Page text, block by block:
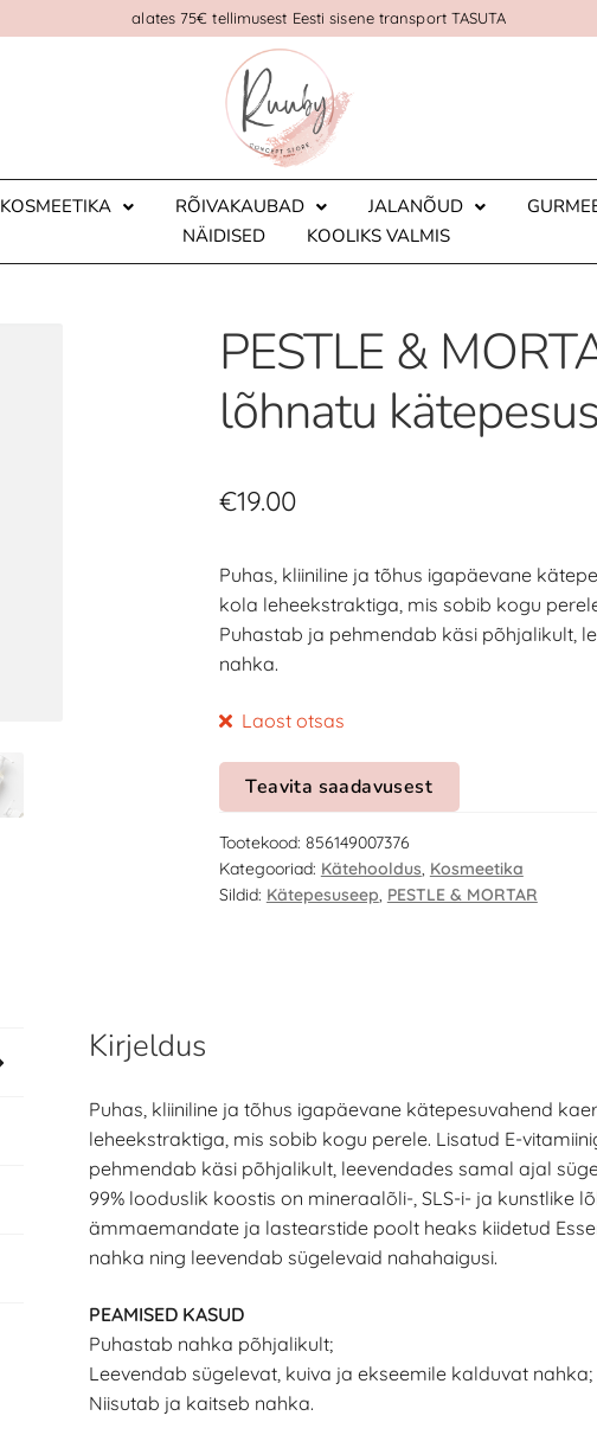
alates 75€ tellimusest Eesti sisene transport TASUTA
KOSMEETIKA RÕIVAKAUBAD JALANÕUD
NÄIDISED
KOOLIKS VALMIS
PESTLE &
lõhnatu
€19.00
Puhas, kliiniline ja tõhus igapäevane
kola leheekstraktiga, mis sobib kogu
Puhastab ja pehmendab käsi põhjalikult,
nahka.
Laost otsas
Teavita saadavusest
Tootekood: 856149007376
Kategooriad: Kätehooldus, Kosmeetika
Sildid: Kätepesuseep, PESTLE & MORTAR
Kirjeldus
Puhas, kliiniline ja tõhus igapäevane kätepesuvahend
leheekstraktiga, mis sobib kogu perele. Lisatud E-
pehmendab käsi põhjalikult, leevendades samal ajal
99% looduslik koostis on mineraalõli-, SLS-i- ja kunstlike
ämmaemandate ja lastearstide poolt heaks kiidetud
nahka ning leevendab sügelevaid nahahaigusi.
PEAMISED KASUD
Puhastab nahka põhjalikult;
Leevendab sügelevat, kuiva ja ekseemile kalduvat nahka;
Niisutab ja kaitseb nahka.